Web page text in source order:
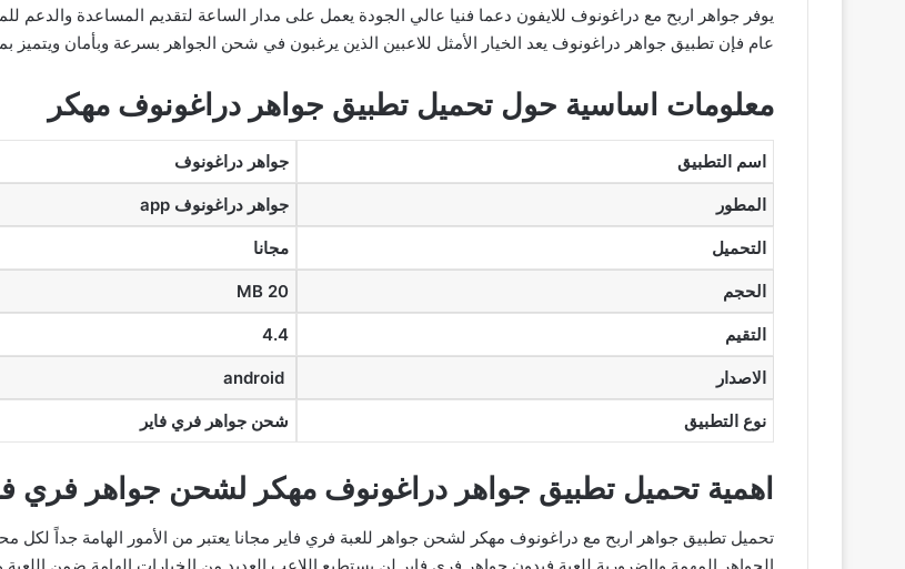
يوفر جواهر اربح مع دراغونوف للايفون دعما فنيا عالي الجودة يعمل على مدار الساعة لتقديم المساعدة
عام فإن تطبيق جواهر دراغونوف يعد الخيار الأمثل للاعبين الذين يرغبون في شحن الجواهر بسرعة وبأمان ويتميز
معلومات اساسية حول تحميل تطبيق جواهر دراغونوف مهكر
اسم التطبيق جواهر دراغونوف
المطور جواهر دراغونوف app
التحميل مجانا
الحجم 20 MB
التقيم 4.4
الاصدار
نوع التطبيق شحن جواهر فري فاير
اهمية تحميل تطبيق جواهر دراغونوف مهكر لشحن جواهر فري
تحميل تطبيق جواهر اربح مع دراغونوف مهكر لشحن جواهر للعبة فري فاير مجانا يعتبر من الأمور الهامة جداً لكل